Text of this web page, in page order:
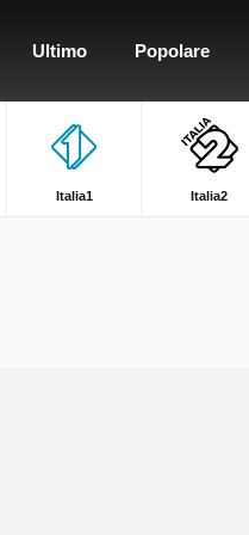
Ultimo Popolare
Italia1 Italia2